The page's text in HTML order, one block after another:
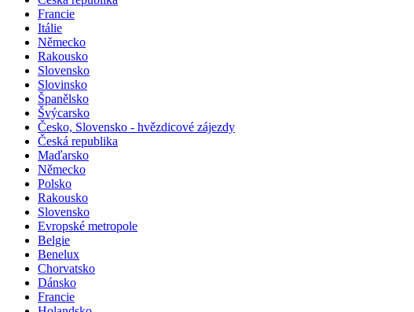
Francie
Itálie
Německo
Rakousko
Slovensko
Slovinsko
Španělsko
Švýcarsko
Česko, Slovensko - hvězdicové zájezdy
Česká republika
Maďarsko
Německo
Polsko
Rakousko
Slovensko
Evropské metropole
Belgie
Benelux
Chorvatsko
Dánsko
Francie